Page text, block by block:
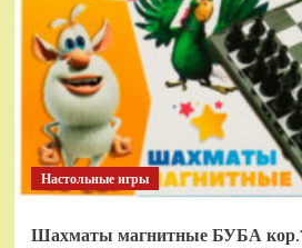
красный
Настольные игры
Шахматы магнитные БУБА